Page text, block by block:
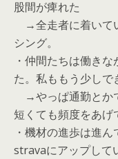
股間が痺れた
→全走者に着いて
シング。
・仲間たちは働き
た。私ももう少しで
→やっぱ通勤とか
短くても頻度をあげ
・機材の進歩は進
stravaにアップして